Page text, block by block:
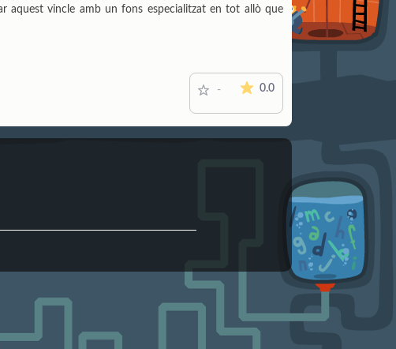
aquest vincle amb un fons especialitzat en tot allò que
- 0.0La mitjana de les valoracions